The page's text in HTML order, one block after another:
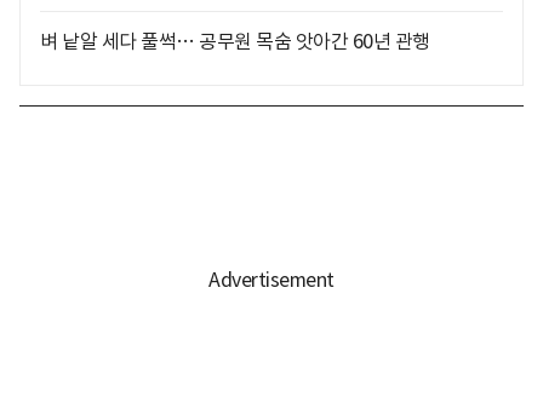
벼 낱알 세다 풀썩… 공무원 목숨 앗아간 60년 관행